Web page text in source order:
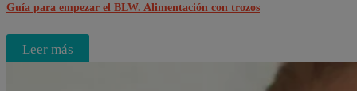
Guía para empezar el BLW. Alimentación con trozos
Leer más